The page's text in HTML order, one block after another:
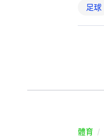
足球
體育